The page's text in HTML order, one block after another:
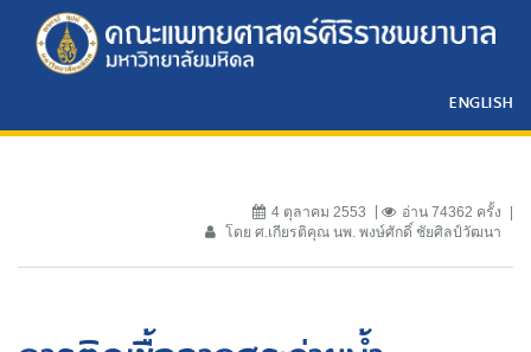
ENGLISH
4 ตุลาคม 2553
อ่าน 74362 ครั้ง
โดย ศ.เกียรติคุณ นพ. พงษ์ศักดิ์ ชัยศิลป์วัฒนา